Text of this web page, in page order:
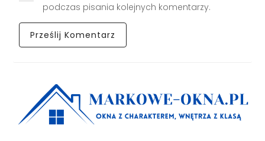
podczas pisania kolejnych komentarzy.